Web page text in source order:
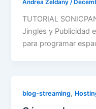
Andrea Zeldany/
TUTORIAL
Jingles y Publicidad
para programar
blog-streaming,